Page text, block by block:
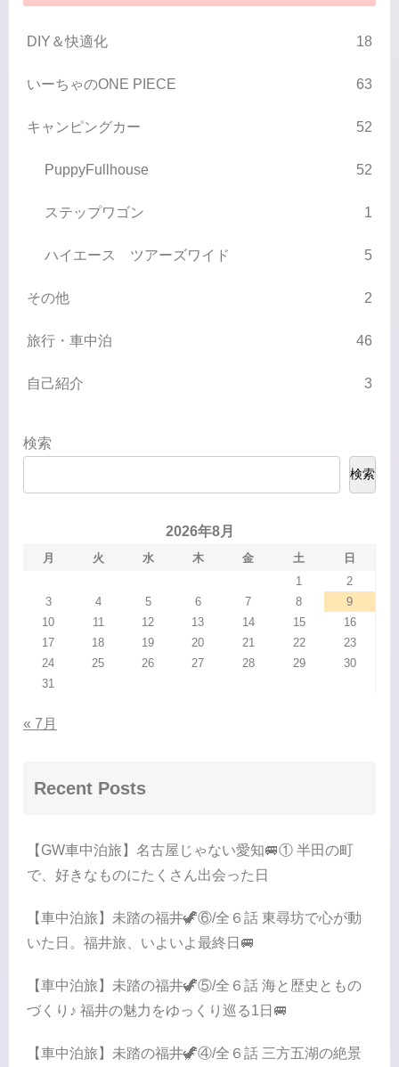
DIY＆快適化 18
いーちゃのONE PIECE 63
キャンピングカー 52
PuppyFullhouse 52
ステップワゴン 1
ハイエース ツアーズワイド 5
その他 2
旅行・車中泊 46
自己紹介 3
検索
検索
2026年8月
月 火 水 木 金 土
日
1
2
3
4 5 6 7 8
9
10
11 12 13 14 15
16
17
18 19 20 21 22
23
24
25 26 27 28 29
30
31
« 7月
Recent Posts
【GW車中泊旅】名古屋じゃない愛知🚐① 半田の町
で、好きなものにたくさん出会った日
【車中泊旅】未踏の福井🦖⑥/全６話 東尋坊で心が動
いた日。福井旅、いよいよ最終日🚐
【車中泊旅】未踏の福井🦖⑤/全６話 海と歴史ともの
づくり♪ 福井の魅力をゆっくり巡る1日🚐
【車中泊旅】未踏の福井🦖④/全６話 三方五湖の絶景